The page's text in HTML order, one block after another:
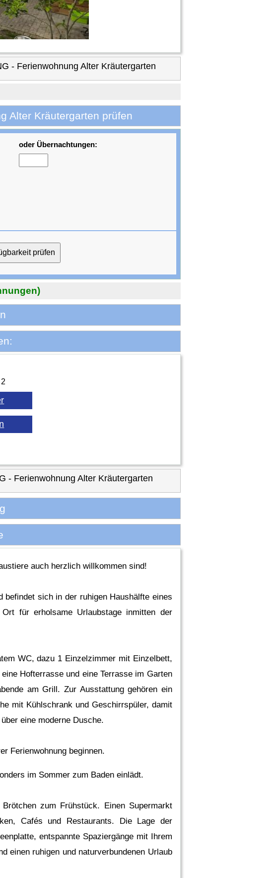
- Ferienwohnung Alter Kräutergarten
Alter Kräutergarten prüfen
oder Übernachtungen:
2
- Ferienwohnung Alter Kräutergarten
auch herzlich willkommen sind!
befindet sich in der ruhigen Haushälfte eines
für erholsame Urlaubstage inmitten der
WC, dazu 1 Einzelzimmer mit Einzelbett,
Hofterrasse und eine Terrasse im Garten
am Grill. Zur Ausstattung gehören ein
mit Kühlschrank und Geschirrspüler, damit
eine moderne Dusche.
Ferienwohnung beginnen.
im Sommer zum Baden einlädt.
zum Frühstück. Einen Supermarkt
Cafés und Restaurants. Die Lage der
entspannte Spaziergänge mit Ihrem
einen ruhigen und naturverbundenen Urlaub